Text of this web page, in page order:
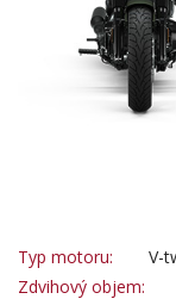
Typ motoru:
V-
Zdvihový objem: